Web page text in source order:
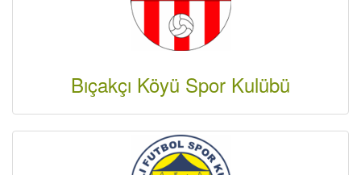
Bıçakçı Köyü Spor Kulübü